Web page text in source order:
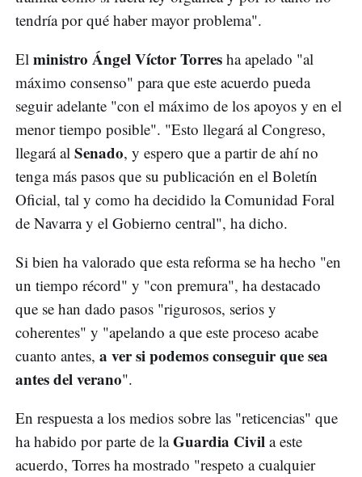
tendría por qué haber mayor problema".
El ministro Ángel Víctor Torres ha apelado "al
máximo consenso" para que este acuerdo pueda
seguir adelante "con el máximo de los apoyos y en el
menor tiempo posible". "Esto llegará al Congreso,
llegará al Senado, y espero que a partir de ahí no
tenga más pasos que su publicación en el Boletín
Oficial, tal y como ha decidido la Comunidad Foral
de Navarra y el Gobierno central", ha dicho.
Si bien ha valorado que esta reforma se ha hecho "en
un tiempo récord" y "con premura", ha destacado
que se han dado pasos "rigurosos, serios y
coherentes" y "apelando a que este proceso acabe
cuanto antes, a ver si podemos conseguir que sea
antes del verano".
En respuesta a los medios sobre las "reticencias" que
ha habido por parte de laGuardia Civil a este
acuerdo, Torres ha mostrado "respeto a cualquier